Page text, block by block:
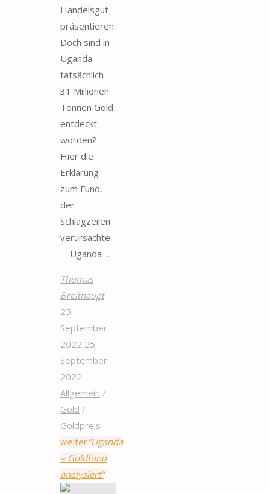
Handelsgut
präsentieren.
Doch sind in
Uganda
tatsächlich
31 Millionen
Tonnen Gold
entdeckt
worden?
Hier die
Erklärung
zum Fund,
der
Schlagzeilen
verursachte.
Uganda …
Thomas
Breithaupt
25.
September
2022 25.
September
2022
Allgemein /
Gold /
Goldpreis
weiter"Uganda
– Goldfund
analysiert"